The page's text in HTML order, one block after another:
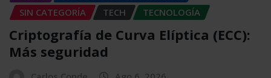
SIN CATEGORÍA
TECH TECNOLOGÍA
Criptografía de Curva Elíptica (ECC):
Más seguridad